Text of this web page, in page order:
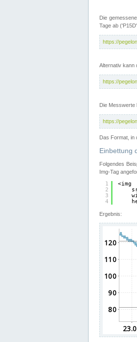
Die
Tage ab
https://
Alternativ kann
https://
Die Messwerte
https://
Das Format, in
Einbettung
Folgendes
Img-Tag
1
2
3
4
<img
Ergebnis: